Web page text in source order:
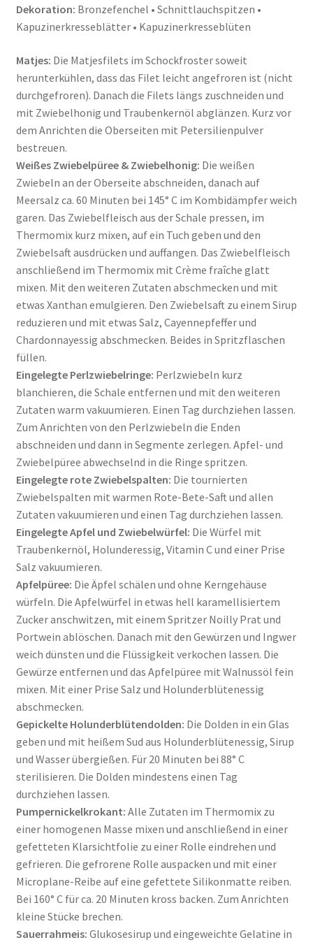
Dekoration: Bronzefenchel • Schnittlauchspitzen •
Kapuzinerkresseblätter • Kapuzinerkresseblüten
Matjes: Die Matjesfilets im Schockfroster soweit
herunterkühlen, dass das Filet leicht angefroren ist (nicht
durchgefroren). Danach die Filets längs zuschneiden und
mit Zwiebelhonig und Traubenkernöl abglänzen. Kurz vor
dem Anrichten die Oberseiten mit Petersilienpulver
bestreuen.
Weißes Zwiebelpüree & Zwiebelhonig: Die weißen
Zwiebeln an der Oberseite abschneiden, danach auf
Meersalz ca. 60 Minuten bei 145° C im Kombidämpfer weich
garen. Das Zwiebelfleisch aus der Schale pressen, im
Thermomix kurz mixen, auf ein Tuch geben und den
Zwiebelsaft ausdrücken und auffangen. Das Zwiebelfleisch
anschließend im Thermomix mit Crème fraîche glatt
mixen. Mit den weiteren Zutaten abschmecken und mit
etwas Xanthan emulgieren. Den Zwiebelsaft zu einem Sirup
reduzieren und mit etwas Salz, Cayennepfeffer und
Chardonnayessig abschmecken. Beides in Spritzflaschen
füllen.
Eingelegte Perlzwiebelringe: Perlzwiebeln kurz
blanchieren, die Schale entfernen und mit den weiteren
Zutaten warm vakuumieren. Einen Tag durchziehen lassen.
Zum Anrichten von den Perlzwiebeln die Enden
abschneiden und dann in Segmente zerlegen. Apfel- und
Zwiebelpüree abwechselnd in die Ringe spritzen.
Eingelegte rote Zwiebelspalten: Die tournierten
Zwiebelspalten mit warmen Rote-Bete-Saft und allen
Zutaten vakuumieren und einen Tag durchziehen lassen.
Eingelegte Apfel und Zwiebelwürfel: Die Würfel mit
Traubenkernöl, Holunderessig, Vitamin C und einer Prise
Salz vakuumieren.
Apfelpüree: Die Äpfel schälen und ohne Kerngehäuse
würfeln. Die Apfelwürfel in etwas hell karamellisiertem
Zucker anschwitzen, mit einem Spritzer Noilly Prat und
Portwein ablöschen. Danach mit den Gewürzen und Ingwer
weich dünsten und die Flüssigkeit verkochen lassen. Die
Gewürze entfernen und das Apfelpüree mit Walnussöl fein
mixen. Mit einer Prise Salz und Holunderblütenessig
abschmecken.
Gepickelte Holunderblütendolden: Die Dolden in ein Glas
geben und mit heißem Sud aus Holunderblütenessig, Sirup
und Wasser übergießen. Für 20 Minuten bei 88° C
sterilisieren. Die Dolden mindestens einen Tag
durchziehen lassen.
Pumpernickelkrokant: Alle Zutaten im Thermomix zu
einer homogenen Masse mixen und anschließend in einer
gefetteten Klarsichtfolie zu einer Rolle eindrehen und
gefrieren. Die gefrorene Rolle auspacken und mit einer
Microplane-Reibe auf eine gefettete Silikonmatte reiben.
Bei 160° C für ca. 20 Minuten kross backen. Zum Anrichten
kleine Stücke brechen.
Sauerrahmeis: Glukosesirup und eingeweichte Gelatine in